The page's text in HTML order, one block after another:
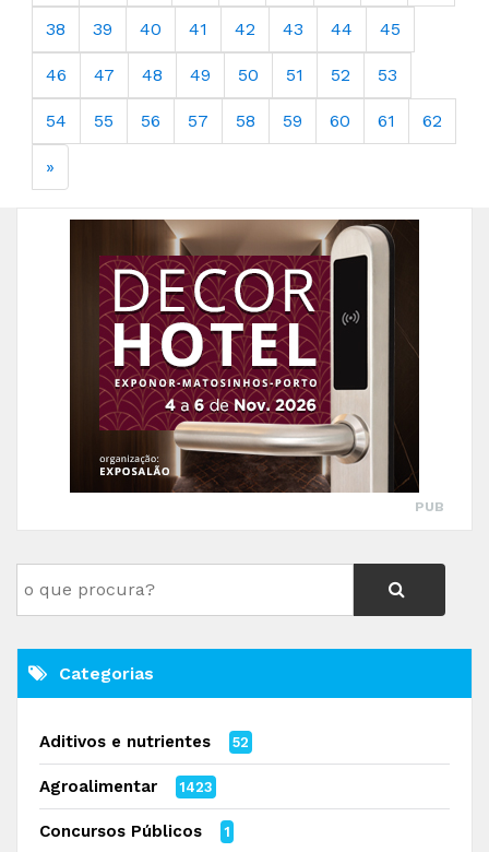
38 39 40 41 42 43 44 45
46 47 48 49 50 51 52 53
54 55 56 57 58 59 60 61 62
»
PUB
Categorias
Aditivos e nutrientes 52
Agroalimentar 1423
Concursos Públicos 1